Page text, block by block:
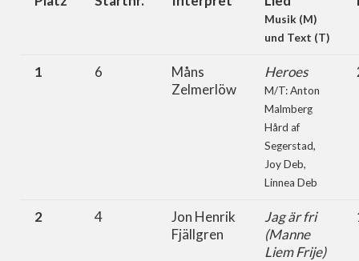
Musik (M)
und Text (T)
1 6
Måns
Zelmerlöw
Heroes
M/T: Anton
Malmberg
Hård af
Segerstad,
Joy Deb,
Linnea Deb
2 4
Jon Henrik
Fjällgren
Jag är fri
(Manne
Liem Frije)